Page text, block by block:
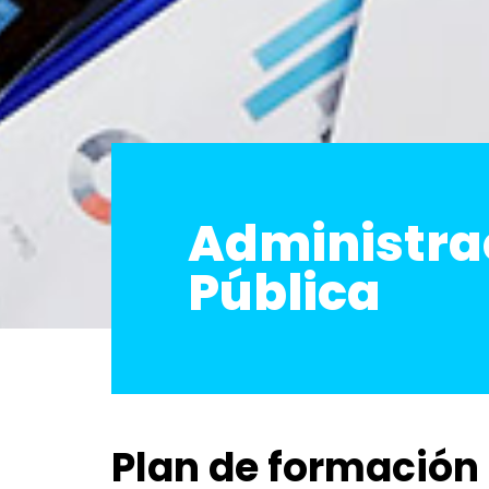
Pública
Plan de formación